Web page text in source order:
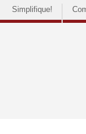
Simplifique!